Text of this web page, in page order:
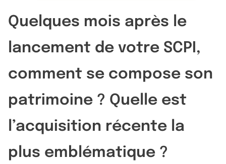
Quelques mois après le
lancement de votre SCPI,
comment se compose son
patrimoine ? Quelle est
l’acquisition récente la
plus emblématique ?